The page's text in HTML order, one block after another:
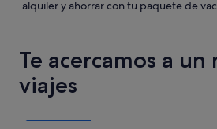
alquiler y ahorrar con tu paquete de
Te acercamos a
viajes